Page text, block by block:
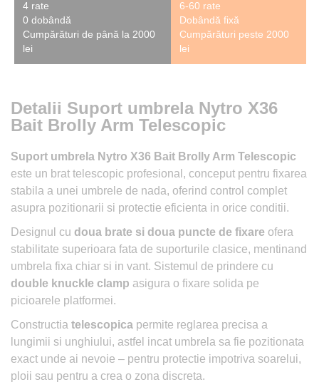
4 rate
0 dobândă
Cumpărături de până la 2000
lei
6-60 rate
Dobândă fixă
Cumpărături peste 2000
lei
Detalii Suport umbrela Nytro X36
Bait Brolly Arm Telescopic
Suport umbrela Nytro X36 Bait Brolly Arm Telescopic
este un brat telescopic profesional, conceput pentru fixarea
stabila a unei umbrele de nada, oferind control complet
asupra pozitionarii si protectie eficienta in orice conditii.
Designul cu doua brate si doua puncte de fixare ofera
stabilitate superioara fata de suporturile clasice, mentinand
umbrela fixa chiar si in vant. Sistemul de prindere cu
double knuckle clamp asigura o fixare solida pe
picioarele platformei.
Constructia telescopica permite reglarea precisa a
lungimii si unghiului, astfel incat umbrela sa fie pozitionata
exact unde ai nevoie – pentru protectie impotriva soarelui,
ploii sau pentru a crea o zona discreta.